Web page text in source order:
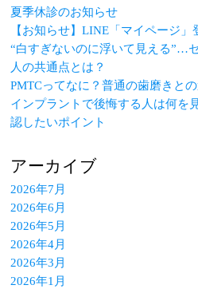
夏季休診のお知らせ
【お知らせ】LINE「マイページ」
“白すぎないのに浮いて見える”…
人の共通点とは？
PMTCってなに？普通の歯磨きと
インプラントで後悔する人は何を
認したいポイント
アーカイブ
2026年7月
2026年6月
2026年5月
2026年4月
2026年3月
2026年1月